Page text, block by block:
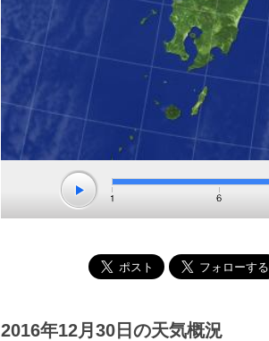
2016年12月30日の天気概況